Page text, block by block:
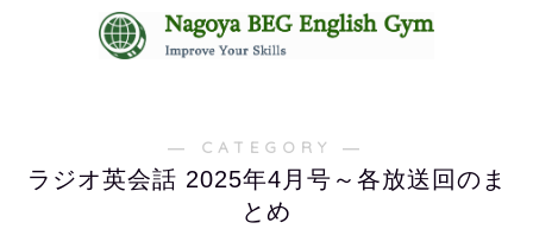
無料体験レッスンはコチラ
― CATEGORY ―
ラジオ英会話 2025年4月号～各放送回のま
とめ